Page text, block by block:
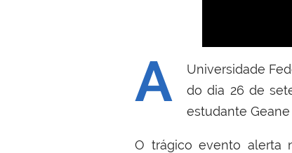
A
Universidade
do dia 26 de
estudante
O trágico evento alerta